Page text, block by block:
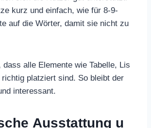
kurz und einfach, wie für 8-9-
auf die Wörter, damit sie nicht zu
dass alle Elemente wie Tabelle, Lis
platziert sind. So bleibt der
interessant.
Ausstattung u